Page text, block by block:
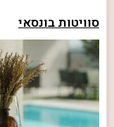
סוויטות בונסאי